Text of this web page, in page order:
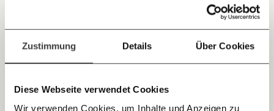
Zustimmung Details Über Cookies
Diese Webseite verwendet Cookies
Wir verwenden Cookies, um Inhalte und Anzeigen zu
Jetzt
einfach
teilen.
Wo fängt es an, wo hört es auf
Rassismus könne sich im Gesundheitswesen auf
viele Arten äußern. So würde er nicht bei verbalen
zu benachteiligender oder unterlassener
Behandlung.